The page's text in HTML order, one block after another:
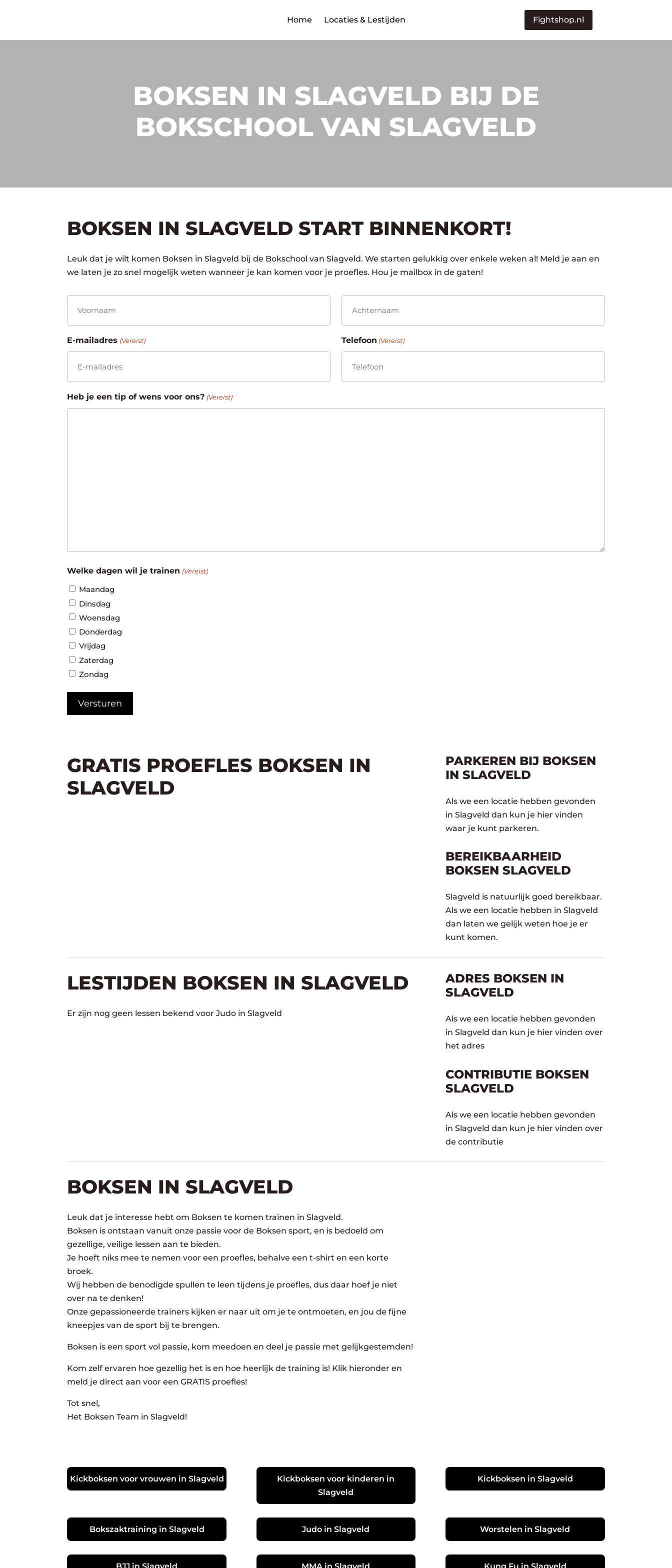
Home Locaties & Lestijden Fightshop.nl
BOKSEN IN SLAGVELD BIJ DE
BOKSCHOOL VAN SLAGVELD
BOKSEN IN SLAGVELD START BINNENKORT!
Leuk dat je wilt komen Boksen in Slagveld bij de Bokschool van Slagveld. We starten gelukkig over enkele weken al! Meld je aan en
we laten je zo snel mogelijk weten wanneer je kan komen voor je proefles. Hou je mailbox in de gaten!
(Vereist)
Voornaam
E-mailadres (Vereist) Telefoon (Vereist)
Heb je een tip of wens voor ons? (Vereist)
Welke dagen wil je trainen (Vereist)
Maandag
Dinsdag
Woensdag
Donderdag
Vrijdag
Zaterdag
Zondag
GRATIS PROEFLES BOKSEN IN
SLAGVELD
PARKEREN BIJ BOKSEN
IN SLAGVELD
Als we een locatie hebben gevonden
in Slagveld dan kun je hier vinden
waar je kunt parkeren.
BEREIKBAARHEID
BOKSEN SLAGVELD
Slagveld is natuurlijk goed bereikbaar.
Als we een locatie hebben in Slagveld
dan laten we gelijk weten hoe je er
kunt komen.
LESTIJDEN BOKSEN IN SLAGVELD
Er zijn nog geen lessen bekend voor Judo in Slagveld
ADRES BOKSEN IN
SLAGVELD
Als we een locatie hebben gevonden
in Slagveld dan kun je hier vinden over
het adres
CONTRIBUTIE BOKSEN
SLAGVELD
Als we een locatie hebben gevonden
in Slagveld dan kun je hier vinden over
de contributie
BOKSEN IN SLAGVELD
Leuk dat je interesse hebt om Boksen te komen trainen in Slagveld.
Boksen is ontstaan vanuit onze passie voor de Boksen sport, en is bedoeld om
gezellige, veilige lessen aan te bieden.
Je hoeft niks mee te nemen voor een proefles, behalve een t-shirt en een korte
broek.
Wij hebben de benodigde spullen te leen tijdens je proefles, dus daar hoef je niet
over na te denken!
Onze gepassioneerde trainers kijken er naar uit om je te ontmoeten, en jou de fijne
kneepjes van de sport bij te brengen.
Boksen is een sport vol passie, kom meedoen en deel je passie met gelijkgestemden!
Kom zelf ervaren hoe gezellig het is en hoe heerlijk de training is! Klik hieronder en
meld je direct aan voor een GRATIS proefles!
Tot snel,
Het Boksen Team in Slagveld!
Kickboksen voor vrouwen in Slagveld
Kickboksen voor kinderen in
Slagveld
Kickboksen in Slagveld
Bokszaktraining in Slagveld Judo in Slagveld Worstelen in Slagveld